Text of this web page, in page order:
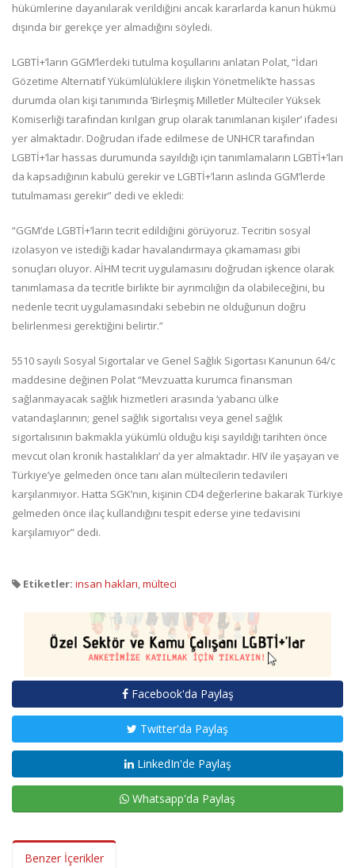
hükümlerine dayanılarak verildiğini ancak kararlarda kanun hükmü
dışında bir gerekçe yer almadığını söyledi.
LGBTİ+’ların GGM’lerdeki tutulma koşullarını anlatan Polat, “İdari
Gözetime Alternatif Yükümlülüklere ilişkin Yönetmelik’te hassas
durumda olan kişi tanımında ‘Birleşmiş Milletler Mülteciler Yüksek
Komiserliği tarafından kırılgan grup olarak tanımlanan kişiler’ ifadesi
yer almaktadır. Doğrudan ifade edilmese de UNHCR tarafından
LGBTİ+’lar hassas durumunda sayıldığı için tanımlamaların LGBTİ+’ları
da kapsadığının kabulü gerekir ve LGBTİ+’ların aslında GGM’lerde
tutulmaması gerekir” dedi ve ekledi:
“GGM’de LGBTİ+’ların tecrit edildiğini görüyoruz. Tecritin sosyal
izolasyon ve istediği kadar havalandırmaya çıkamaması gibi
sonuçları oluyor. AİHM tecrit uygulamasını doğrudan işkence olarak
tanımlamasa da tecritle birlikte bir ayrımcılığın da olabileceğini, bu
nedenle tecrit uygulamasındaki sebebin ne olduğunun doğru
belirlenmesi gerektiğini belirtir.”
5510 sayılı Sosyal Sigortalar ve Genel Sağlık Sigortası Kanunun 64/c
maddesine değinen Polat “Mevzuatta kurumca finansman
sağlanmayacak sağlık hizmetleri arasında ‘yabancı ülke
vatandaşlarının; genel sağlık sigortalısı veya genel sağlık
sigortalısının bakmakla yükümlü olduğu kişi sayıldığı tarihten önce
mevcut olan kronik hastalıkları’ da yer almaktadır. HIV ile yaşayan ve
Türkiye’ye gelmeden önce tanı alan mültecilerin tedavileri
karşılanmıyor. Hatta SGK’nın, kişinin CD4 değerlerine bakarak Türkiye
gelmeden önce ilaç kullandığını tespit ederse yine tedavisini
karşılamıyor” dedi.
Etiketler: insan hakları,mülteci
Facebook'da Paylaş
Twitter'da Paylaş
LinkedIn'de Paylaş
Whatsapp'da Paylaş
Benzer İçerikler